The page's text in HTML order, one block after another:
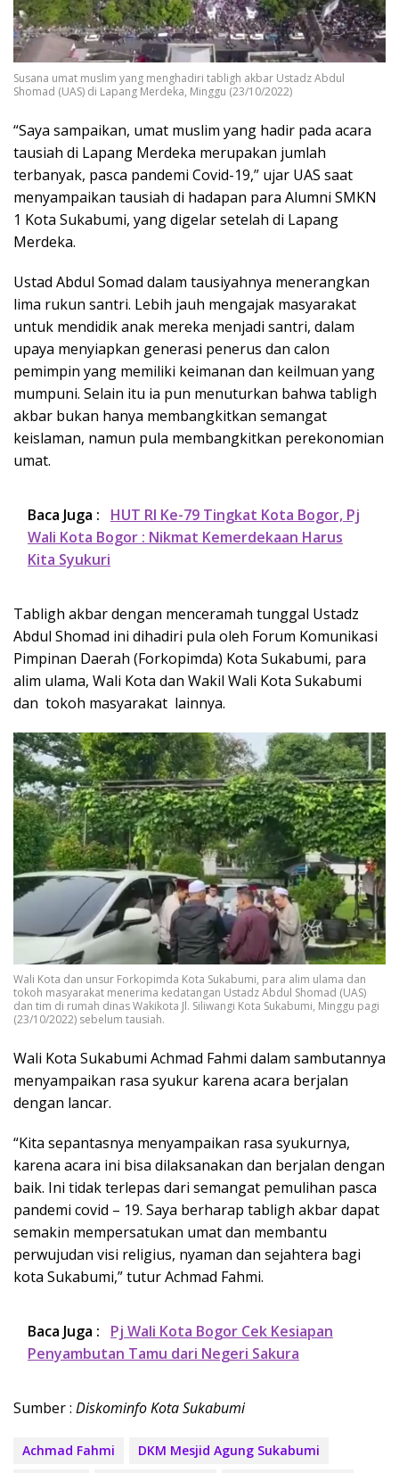
Susana umat muslim yang menghadiri tabligh akbar Ustadz Abdul
Shomad (UAS) di Lapang Merdeka, Minggu (23/10/2022)
“Saya sampaikan, umat muslim yang hadir pada acara
tausiah di Lapang Merdeka merupakan jumlah
terbanyak, pasca pandemi Covid-19,” ujar UAS saat
menyampaikan tausiah di hadapan para Alumni SMKN
1 Kota Sukabumi, yang digelar setelah di Lapang
Merdeka.
Ustad Abdul Somad dalam tausiyahnya menerangkan
lima rukun santri. Lebih jauh mengajak masyarakat
untuk mendidik anak mereka menjadi santri, dalam
upaya menyiapkan generasi penerus dan calon
pemimpin yang memiliki keimanan dan keilmuan yang
mumpuni. Selain itu ia pun menuturkan bahwa tabligh
akbar bukan hanya membangkitkan semangat
keislaman, namun pula membangkitkan perekonomian
umat.
Baca Juga :
HUT RI Ke-79 Tingkat Kota Bogor, Pj
Wali Kota Bogor : Nikmat Kemerdekaan Harus
Kita Syukuri
Tabligh akbar dengan menceramah tunggal Ustadz
Abdul Shomad ini dihadiri pula oleh Forum Komunikasi
Pimpinan Daerah (Forkopimda) Kota Sukabumi, para
alim ulama, Wali Kota dan Wakil Wali Kota Sukabumi
dan tokoh masyarakat lainnya.
Wali Kota dan unsur Forkopimda Kota Sukabumi, para alim ulama dan
tokoh masyarakat menerima kedatangan Ustadz Abdul Shomad (UAS)
dan tim di rumah dinas Wakikota Jl. Siliwangi Kota Sukabumi, Minggu pagi
(23/10/2022) sebelum tausiah.
Wali Kota Sukabumi Achmad Fahmi dalam sambutannya
menyampaikan rasa syukur karena acara berjalan
dengan lancar.
“Kita sepantasnya menyampaikan rasa syukurnya,
karena acara ini bisa dilaksanakan dan berjalan dengan
baik. Ini tidak terlepas dari semangat pemulihan pasca
pandemi covid – 19. Saya berharap tabligh akbar dapat
semakin mempersatukan umat dan membantu
perwujudan visi religius, nyaman dan sejahtera bagi
kota Sukabumi,” tutur Achmad Fahmi.
Baca Juga :
Pj Wali Kota Bogor Cek Kesiapan
Penyambutan Tamu dari Negeri Sakura
Sumber : Diskominfo Kota Sukabumi
Achmad Fahmi DKM Mesjid Agung Sukabumi